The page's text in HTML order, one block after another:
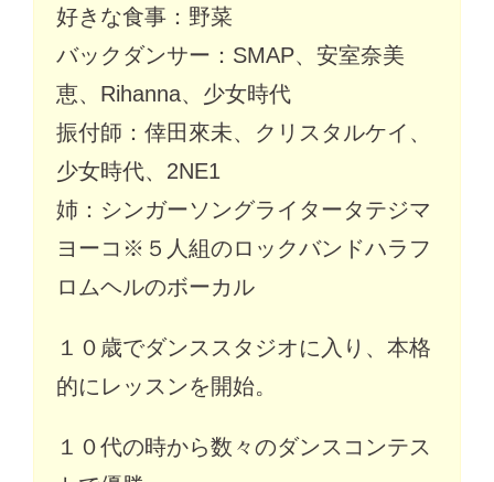
好きな食事：野菜
バックダンサー：SMAP、安室奈美
恵、Rihanna、少女時代
振付師：倖田來未、クリスタルケイ、
少女時代、2NE1
姉：シンガーソングライタータテジマ
ヨーコ※５人組のロックバンドハラフ
ロムヘルのボーカル
１０歳でダンススタジオに入り、本格
的にレッスンを開始。
１０代の時から数々のダンスコンテス